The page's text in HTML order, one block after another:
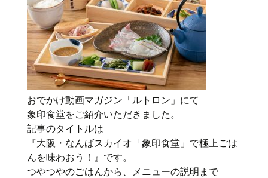
おでかけ動画マガジン「ルトロン」にて
象印食堂をご紹介いただきました。
記事のタイトルは
『大阪・なんばスカイオ「象印食堂」で極上ごは
んを味わおう！』です。
つやつやのごはんから、メニューの説明まで